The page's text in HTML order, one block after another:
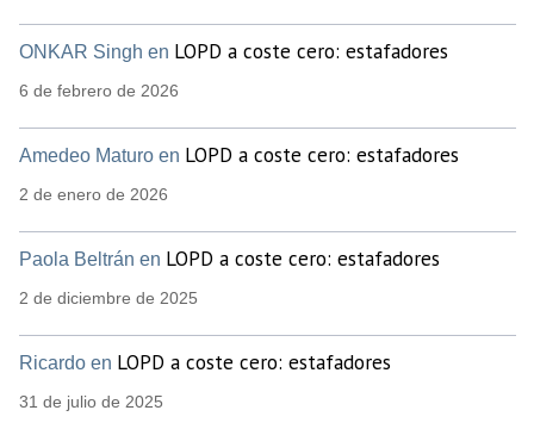
ONKAR Singh en LOPD a coste cero: estafadores
6 de febrero de 2026
Amedeo Maturo en LOPD a coste cero: estafadores
2 de enero de 2026
Paola Beltrán en LOPD a coste cero: estafadores
2 de diciembre de 2025
Ricardo en LOPD a coste cero: estafadores
31 de julio de 2025